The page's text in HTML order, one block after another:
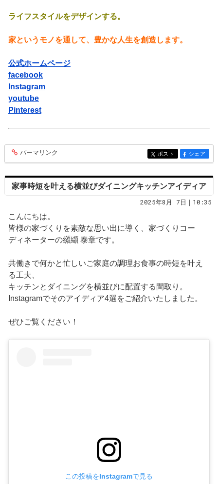
ライフスタイルをデザインする。
家というモノを通して、豊かな人生を創造します。
公式ホームページ
facebook
Instagram
youtube
Pinterest
entry494
パーマリンク entry494
ポスト entry494
シェア
家事時短を叶える横並びダイニングキッチンアイディア
2025年8月 7日｜10:35
こんにちは。
皆様の家づくりを素敵な思い出に導く、家づくりコー
ディネーターの纐纈 泰章です。
共働きで何かと忙しいご家庭の調理お食事の時短を叶え
る工夫、
キッチンとダイニングを横並びに配置する間取り。
Instagramでそのアイディア4選をご紹介いたしました。
ぜひご覧ください！
この投稿をInstagramで見る